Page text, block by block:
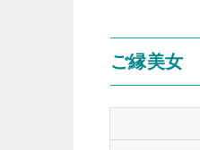
ご縁美女